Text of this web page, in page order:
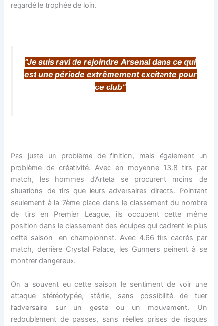
regardé le trophée de loin.
“Je suis ravi de rejoindre Arsenal dans ce qui
est une période extrêmement excitante pour
ce club”
Pas juste un problème de finition, mais également un
problème de créativité. Avec en moyenne 13.8 tirs par
match, les hommes d’Arteta se procurent moins de
situations de tirs que leurs adversaires directs. Pointant
seulement à la 7ème place dans le classement du nombre
de tirs en Premier League, ils occupent cette même
position dans le classement des équipes qui cadrent le plus
cette saison en championnat. Avec 4.66 tirs cadrés par
match, derrière Crystal Palace, les Gunners peinent à se
montrer dangereux.
On a souvent eu cette saison le sentiment de voir une
attaque stéréotypée, stérile, sans possibilité de tuer
l’adversaire sur un geste ou un mouvement. Un
redoublement de passes, sans réelles prises de risques